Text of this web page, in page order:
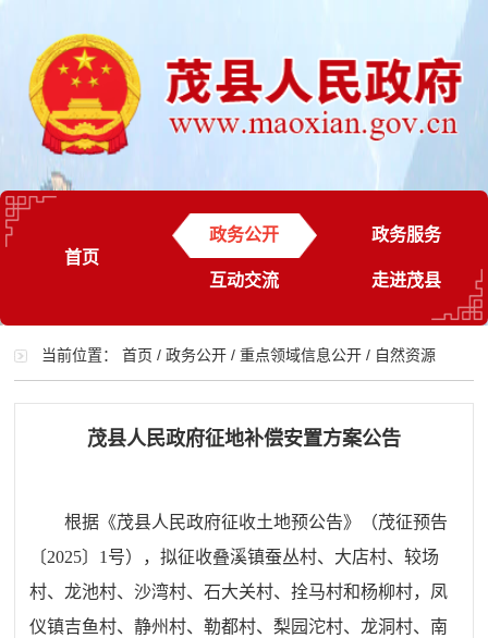
首页
政务公开 政务服务
互动交流 走进茂县
当前位置：首页 /政务公开 /重点领域信息公开 / 自然资源
茂县人民政府征地补偿安置方案公告
根据《茂县人民政府征收土地预公告》（茂征预告
〔2025〕 1 号），拟征收叠溪镇蚕丛村、大店村、较场
村、龙池村、沙湾村、石大关村、拴马村和杨柳村，凤
仪镇吉鱼村、静州村、勒都村、梨园 沱村、龙洞村、南